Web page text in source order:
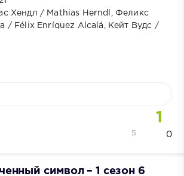
Хендл / Mathias Herndl, Феликс
/ Félix Enríquez Alcalá, Кейт Вудс /
1
0
5
символ – 1 сезон 6